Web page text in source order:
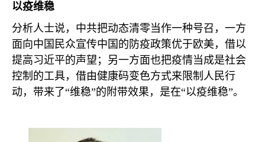
以疫维稳
分析人士说，中共把动态清零当作一种号召，一方
面向中国民众宣传中国的防疫政策优于欧美，借以
提高习近平的声望；另一方面也把疫情当成是社会
控制的工具，借由健康码变色方式来限制人民行
动，带来了“维稳”的附带效果，是在“以疫维稳”。